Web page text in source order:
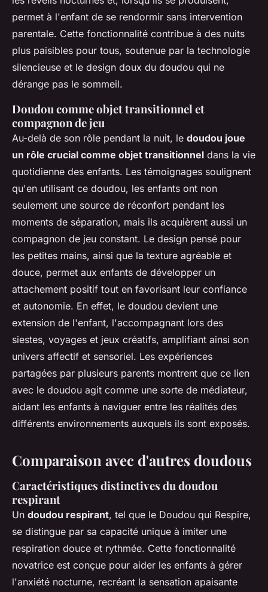
permet à l'enfant de se rendormir sans intervention
parentale. Cette fonctionnalité contribue à des nuits
plus paisibles pour tous, soutenue par la technologie
silencieuse et le design doux du doudou qui ne
dérange pas le sommeil.
Doudou comme objet transitionnel et
compagnon de jeu
Au-delà de son rôle pendant la nuit, le doudou joue
un rôle crucial comme objet transitionnel dans la vie
quotidienne des enfants. Les témoignages soulignent
qu'en utilisant ce doudou, les enfants ont non
seulement une source de réconfort pendant les
moments de séparation, mais ils acquièrent aussi un
compagnon de jeu constant. Le design pensé pour
les petites mains, ainsi que la texture agréable et
douce, permet aux enfants de développer un
attachement positif tout en favorisant leur confiance
et autonomie. En effet, le doudou devient une
extension de l'enfant, l'accompagnant lors des
siestes, voyages et jeux créatifs, amplifiant ainsi son
univers affectif et sensoriel. Les expériences
partagées par plusieurs parents montrent que ce lien
avec le doudou agit comme une sorte de médiateur,
aidant les enfants à naviguer entre les réalités des
différents environnements auxquels ils sont exposés.
Comparaison avec d'autres doudous
Caractéristiques distinctives du doudou
respirant
Un doudou respirant, tel que le Doudou qui Respire,
se distingue par sa capacité unique à imiter une
respiration douce et rythmée. Cette fonctionnalité
novatrice est conçue pour aider les enfants à gérer
l'anxiété nocturne, recréant la sensation apaisante